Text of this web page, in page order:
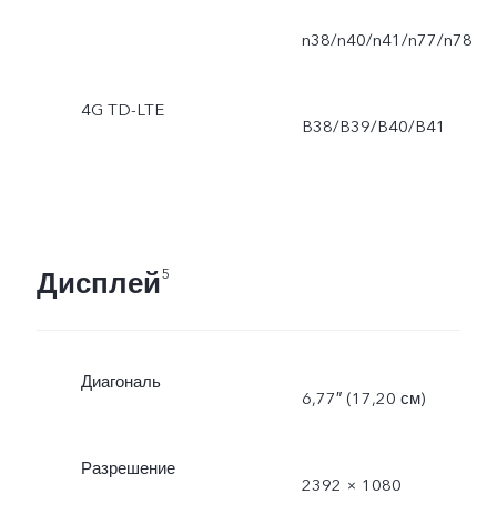
n38/n40/n41/n77/n78
4G TD-LTE
B38/B39/B40/B41
Дисплей5
Диагональ
6,77″ (17,20 см)
Разрешение
2392 × 1080